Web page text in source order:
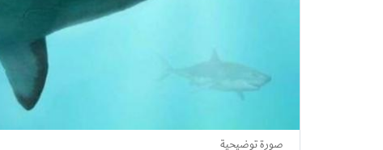
صورة توضيحية